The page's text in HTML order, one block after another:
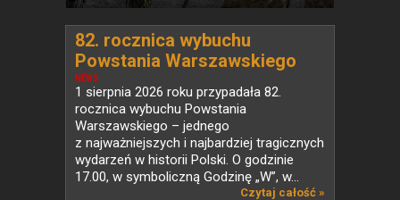
NEWS
82. rocznica wybuchu
Powstania Warszawskiego
1 sierpnia 2026 roku przypadała 82.
rocznica wybuchu Powstania
Warszawskiego – jednego
z najważniejszych i najbardziej tragicznych
wydarzeń w historii Polski. O godzinie
17.00, w symboliczną Godzinę „W”, w...
Czytaj całość »